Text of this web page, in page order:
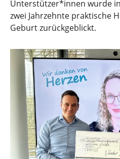
Unterstützer*innen wurde
zwei Jahrzehnte praktische
Geburt zurückgeblickt.